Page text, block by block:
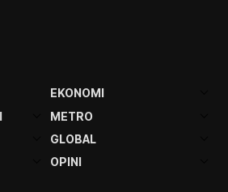
EKONOMI
METRO
GLOBAL
OPINI